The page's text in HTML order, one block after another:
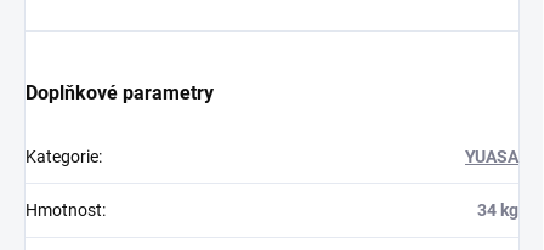
Doplňkové parametry
Kategorie: YUASA
Hmotnost: 34 kg